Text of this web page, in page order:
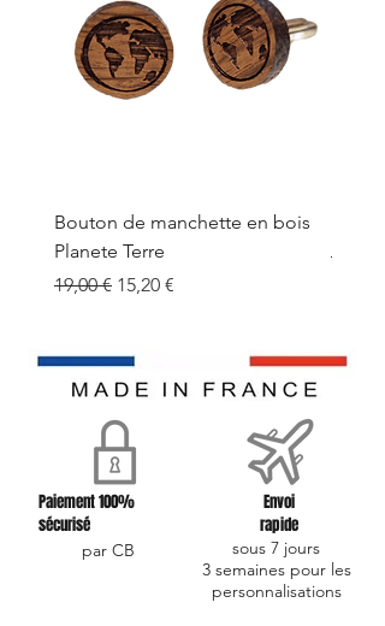
Bouton de manchette en bois
Planete Terre
Prix original
19,00 € Prix promotionnel
15,20 €
Prix
19,00 €
Paiement 100%
sécurisé
par CB
Envoi
rapide
sous 7 jours
3 semaines pour les
personnalisations